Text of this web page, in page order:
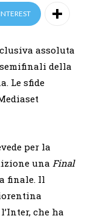
assoluta
semifinali della
Le sfide
per la
una Final
finale. Il
che ha